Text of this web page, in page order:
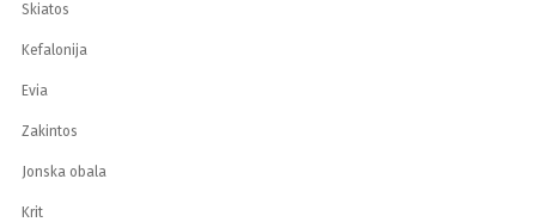
Skiatos
Kefalonija
Evia
Zakintos
Jonska obala
Krit